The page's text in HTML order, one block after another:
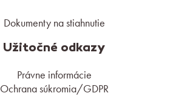
Dokumenty na stiahnutie
Užitočné odkazy
Právne informácie
Ochrana súkromia/GDPR